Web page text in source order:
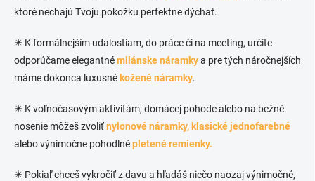
ktoré nechajú Tvoju pokožku perfektne dýchať.
✴️ K formálnejším udalostiam, do práce či na meeting, určite
odporúčame elegantnémilánske náramkya pre tých náročnejších
máme dokonca luxusné kožené náramky.
✴️ K voľnočasovým aktivitám, domácej pohode alebo na bežné
nosenie môžeš zvoliťnylonové náramky, klasické jednofarebné
alebo výnimočne pohodlnépletené remienky.
✴️ Pokiaľ chceš vykročiť z davu a hľadáš niečo naozaj výnimočné,